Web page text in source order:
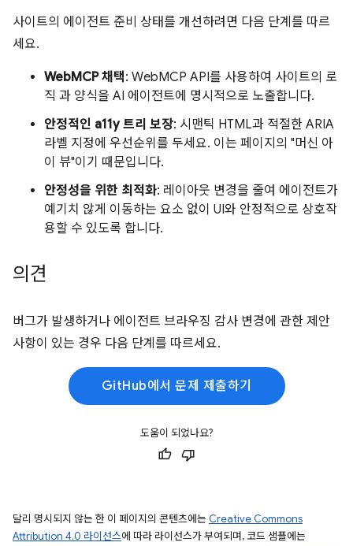
사이트의 에이전트 준비 상태를 개선하려면 다음 단계를 따르
세요.
WebMCP 채택: WebMCP API를 사용하여 사이트의 로
직 과 양식을 AI 에이전트에 명시적으로 노출합니다.
안정적인 a11y 트리 보장: 시맨틱 HTML과 적절한 ARIA
라벨 지정에 우선순위를 두세요. 이는 페이지의 "머신 아
이 뷰"이기 때문입니다.
안정성을 위한 최적화: 레이아웃 변경을 줄여 에이전트가
예기치 않게 이동하는 요소 없이 UI와 안정적으로 상호작
용할 수 있도록 합니다.
의견
버그가 발생하거나 에이전트 브라우징 감사 변경에 관한 제안
사항이 있는 경우 다음 단계를 따르세요.
GitHub에서 문제 제출하기
도움이 되었나요?
달리 명시되지 않는 한 이 페이지의 콘텐츠에는 Creative Commons
Attribution 4.0 라이선스에 따라 라이선스가 부여되며, 코드 샘플에는